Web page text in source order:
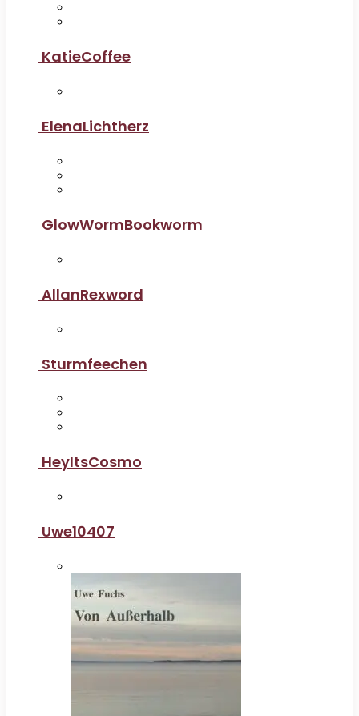
KatieCoffee
ElenaLichtherz
GlowWormBookworm
AllanRexword
Sturmfeechen
HeyItsCosmo
Uwe10407